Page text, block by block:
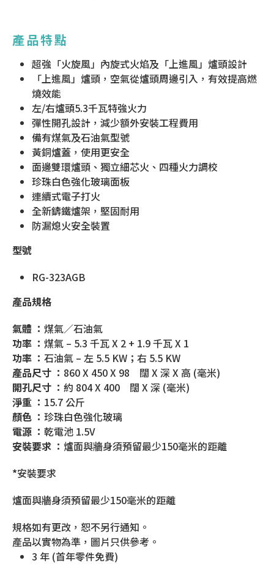
產品特點
超強「火旋風」內旋式火焰及「上進風」爐頭設計
「上進風」爐頭，空氣從爐頭周邊引入，有效提高燃
燒效能
左/右爐頭5.3千瓦特強火力
彈性開孔設計，減少額外安裝工程費用
備有煤氣及石油氣型號
黃銅爐蓋，使用更安全
面邊雙環爐頭、獨立細芯火、四種火力調校
珍珠白色強化玻璃面板
連續式電子打火
全新鑄鐵爐架，堅固耐用
防漏熄火安全裝置
型號
RG-323AGB
產品規格
氣體 ： 煤氣／石油氣
功率 ： 煤氣 – 5.3 千瓦 X 2 + 1.9 千瓦 X 1
功率 ： 石油氣 – 左 5.5 KW；右 5.5 KW
產品尺寸 ： 860 X 450 X 98 闊 X 深 X 高 (毫米)
開孔尺寸 ： 約 804 X 400 闊 X 深 (毫米)
淨重 ： 15.7 公斤
顏色 ： 珍珠白色強化玻璃
電源 ： 乾電池 1.5V
安裝要求 ： 爐面與牆身須預留最少150毫米的距離
*安裝要求
爐面與牆身須預留最少150毫米的距離
規格如有更改，恕不另行通知。
產品以實物為準，圖片只供參考。
3 年 (首年零件免費)